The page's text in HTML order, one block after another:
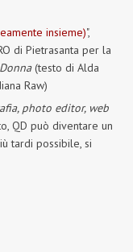
insieme)",
di Pietrasanta per la
(testo di Alda
Raw)
photo editor, web
QD può diventare un
tardi possibile, si